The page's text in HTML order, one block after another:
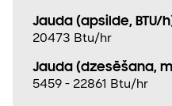
Jauda (apsilde, BTU/
20473 Btu/hr
Jauda (dzesēšana,
5459 - 22861 Btu/hr